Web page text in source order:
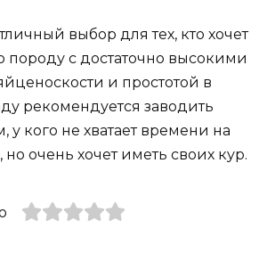
выбор для тех, кто хочет
породу с достаточно высокими
и простотой в
рекомендуется заводить
у кого не хватает времени на
но очень хочет иметь своих кур.